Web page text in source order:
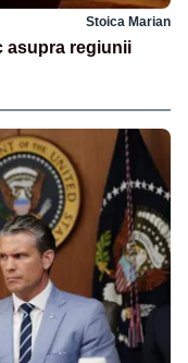
Stoica Marian
asupra regiunii